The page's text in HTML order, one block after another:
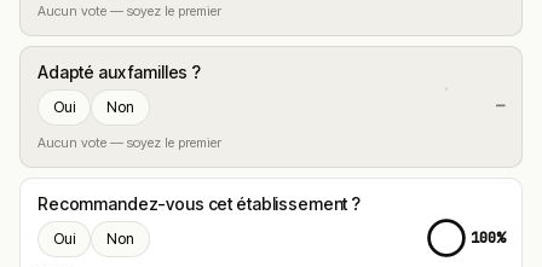
Aucun vote — soyez le premier
Adapté aux familles ?
Oui Non
Aucun vote — soyez le premier
—
Recommandez-vous cet établissement ?
Oui Non 100%